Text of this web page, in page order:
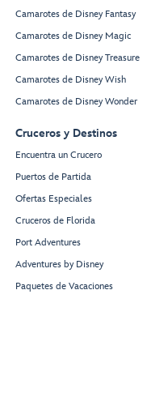
Restroom
Preludes
Mansion
Untold
Camarotes de Disney Fantasy
Camarotes de Disney Magic
Camarotes de Disney Treasure
Camarotes de Disney Wish
Camarotes de Disney Wonder
Cruceros y Destinos
Encuentra un Crucero
Puertos de Partida
Ofertas Especiales
Cruceros de Florida
Port Adventures
Adventures by Disney
Paquetes de Vacaciones